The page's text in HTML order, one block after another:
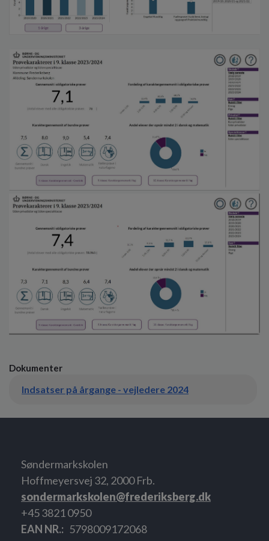
Dokumenter
Indsatser på årgange - vejledere 2024
Søndermarkskolen
Hoffmeyersvej 32, 2000 Frb.
sondermarkskolen@frederiksberg.dk
+45 3821 0950
EAN NR.
5798009172068